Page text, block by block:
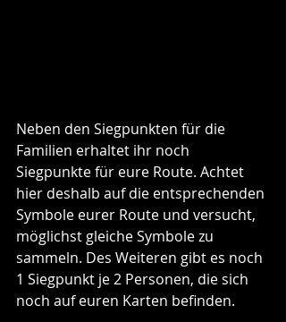
Neben den Siegpunkten für die
Familien erhaltet ihr noch
Siegpunkte für eure Route. Achtet
hier deshalb auf die entsprechenden
Symbole eurer Route und versucht,
möglichst gleiche Symbole zu
sammeln. Des Weiteren gibt es noch
1 Siegpunkt je 2 Personen, die sich
noch auf euren Karten befinden.